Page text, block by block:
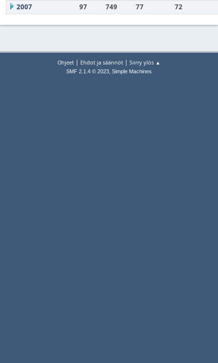
2007 97 749 77 72
Ohjeet | Ehdot ja säännöt | Siirry ylös ▲
SMF 2.1.4 © 2023, Simple Machines